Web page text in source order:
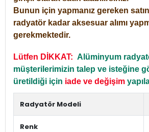
Bunun için yapmanız gereken satın
radyatör kadar aksesuar alımı
gerekmektedir.
Lütfen DİKKAT: Alüminyum
müşterilerimizin talep ve isteğine
üretildiği için iade ve değişim
Radyatör Modeli
Renk